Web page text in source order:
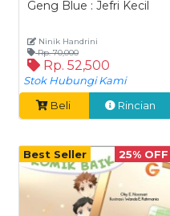
Geng Blue : Jefri Kecil
Ninik Handrini
Rp. 70,000
Rp. 52,500
Stok Hubungi Kami
Beli
Rincian
Best Seller 25% OFF